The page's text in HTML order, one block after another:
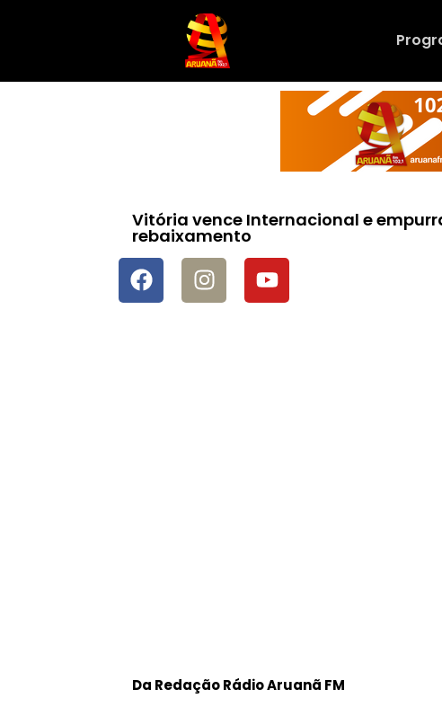
Vitória vence Internacional e
rebaixamento
Da Redação Rádio Aruanã FM